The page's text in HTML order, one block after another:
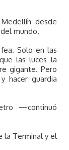
desde
mundo.
Solo en las
las luces la
gigante. Pero
hacer guardia
—continuó
la Terminal y el